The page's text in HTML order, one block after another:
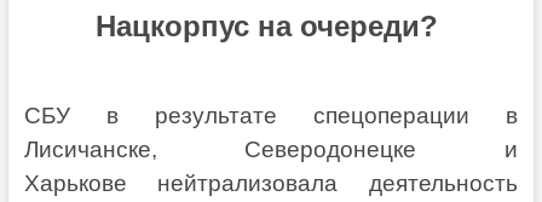
Нацкорпус на очереди?
СБУ в результате спецоперации в
Лисичанске, Северодонецке и
Харькове нейтрализовала деятельность